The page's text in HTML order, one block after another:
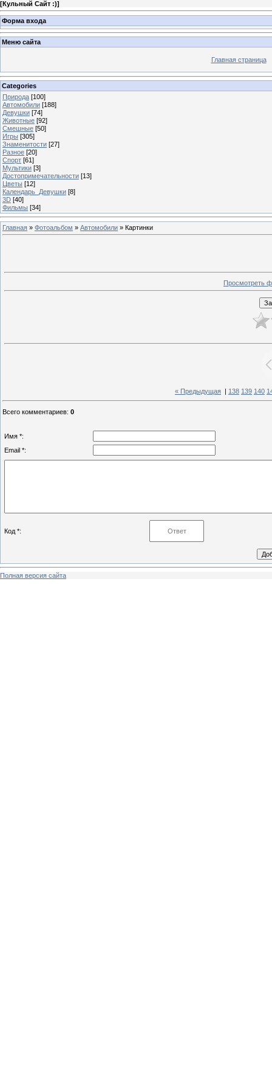
[Кульный Сайт :)]
Форма входа
Меню сайта
Главная страница
Categories
Природа [100]
Автомобили [188]
Девушки [74]
Животные [92]
Смешные [50]
Игры [305]
Знаменитости [27]
Разное [20]
Спорт [61]
Мультики [3]
Достопримечательности [13]
Цветы [12]
Календарь_Девушки [8]
3D [40]
Фильмы [34]
Главная » Фотоальбом » Автомобили » Картинки
Просмотреть
« Предыдущая 138 139 140
Всего комментариев: 0
Имя *:
Email *:
Код *:
Полная версия сайта